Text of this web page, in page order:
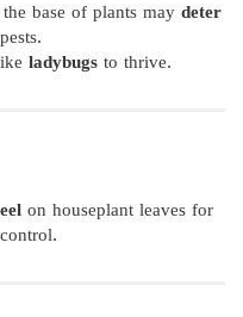
base of plants may deter
ladybugs to thrive.
on houseplant leaves for